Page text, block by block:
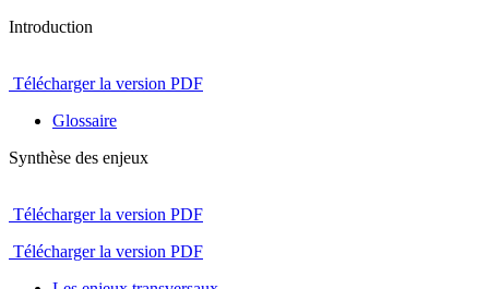
Introduction
Télécharger la version PDF
Glossaire
Synthèse des enjeux
Télécharger la version PDF
Télécharger la version PDF